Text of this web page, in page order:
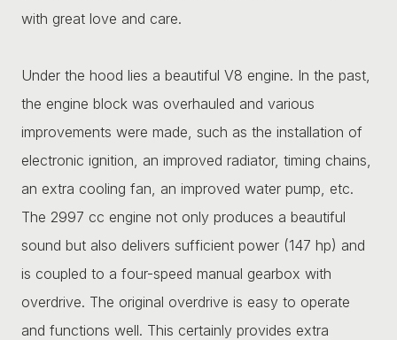
with great love and care.
Under the hood lies a beautiful V8 engine. In the past,
the engine block was overhauled and various
improvements were made, such as the installation of
electronic ignition, an improved radiator, timing chains,
an extra cooling fan, an improved water pump, etc.
The 2997 cc engine not only produces a beautiful
sound but also delivers sufficient power (147 hp) and
is coupled to a four-speed manual gearbox with
overdrive. The original overdrive is easy to operate
and functions well. This certainly provides extra